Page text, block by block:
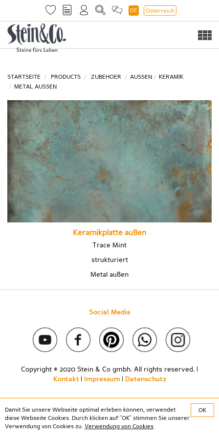
DE Österreich
STARTSEITE PRODUCTS ZUBEHOER AUSSEN
KERAMIK
METAL AUSSEN
Keramikplatte außen
Trace Mint
strukturiert
Metal außen
Social Media
Copyright © 2020 Stein & Co gmbh. All rights reserved. |
Kontakt
Impressum| Datenschutz
Damit Sie unsere Webseite optimal erleben können, verwendet
diese Webseite Cookies. Durch klicken auf "OK" stimmen Sie unserer
Verwendung von Cookies zu. Verwendung von Cookies
OK